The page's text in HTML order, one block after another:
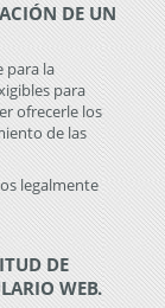
DE UN
para la
para
ofrecerle los
de las
legalmente
DE
WEB.